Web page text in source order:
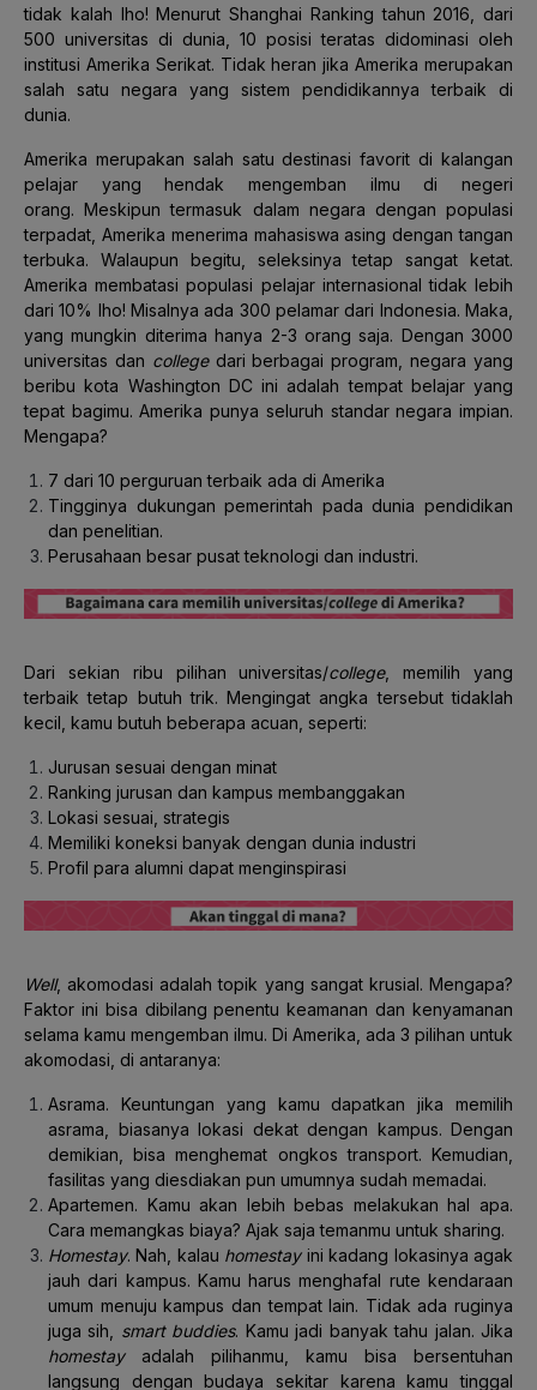
tidak kalah lho! Menurut Shanghai Ranking tahun 2016, dari
500 universitas di dunia, 10 posisi teratas didominasi oleh
institusi Amerika Serikat. Tidak heran jika Amerika merupakan
salah satu negara yang sistem pendidikannya terbaik di
dunia.
Amerika merupakan salah satu destinasi favorit di kalangan
pelajar yang hendak mengemban ilmu di negeri
orang.Meskipun termasuk dalam negara dengan populasi
terpadat, Amerika menerima mahasiswa asing dengan tangan
terbuka. Walaupun begitu, seleksinya tetap sangat ketat.
Amerika membatasi populasi pelajar internasional tidak lebih
dari 10% lho! Misalnya ada 300 pelamar dari Indonesia. Maka,
yang mungkin diterima hanya 2-3 orang saja. Dengan 3000
universitas dan collegedari berbagai program, negara yang
beribu kota Washington DC ini adalah tempat belajar yang
tepat bagimu. Amerika punya seluruh standar negara impian.
Mengapa?
7 dari 10 perguruan terbaik ada di Amerika
Tingginya dukungan pemerintah pada dunia pendidikan
dan penelitian.
Perusahaan besar pusat teknologi dan industri.
Dari sekian ribu pilihan universitas/college, memilih yang
terbaik tetap butuh trik. Mengingat angka tersebut tidaklah
kecil, kamu butuh beberapa acuan, seperti:
Jurusan sesuai dengan minat
Ranking jurusan dan kampus membanggakan
Lokasi sesuai, strategis
Memiliki koneksi banyak dengan dunia industri
Profil para alumni dapat menginspirasi
Well, akomodasi adalah topik yang sangat krusial. Mengapa?
Faktor ini bisa dibilang penentu keamanan dan kenyamanan
selama kamu mengemban ilmu. Di Amerika, ada 3 pilihan untuk
akomodasi, di antaranya:
Asrama. Keuntungan yang kamu dapatkan jika memilih
asrama, biasanya lokasi dekat dengan kampus. Dengan
demikian, bisa menghemat ongkos transport. Kemudian,
fasilitas yang diesdiakan pun umumnya sudah memadai.
Apartemen. Kamu akan lebih bebas melakukan hal apa.
Cara memangkas biaya? Ajak saja temanmu untuk sharing.
Homestay. Nah, kalau homestayini kadang lokasinya agak
jauh dari kampus. Kamu harus menghafal rute kendaraan
umum menuju kampus dan tempat lain. Tidak ada ruginya
juga sih, smart buddies. Kamu jadi banyak tahu jalan. Jika
homestayadalah pilihanmu, kamu bisa bersentuhan
langsung dengan budaya sekitar karena kamu tinggal